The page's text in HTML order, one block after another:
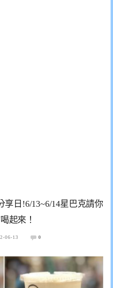
享日!6/13~6/14星巴克請你
起來！
06-13 0